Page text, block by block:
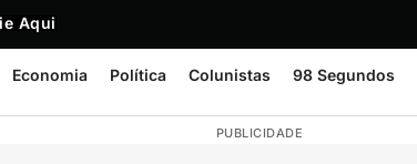
Aqui
Economia Política Colunistas 98 Segundos
PUBLICIDADE